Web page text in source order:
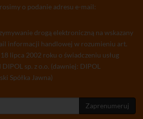
o podanie adresu e-mail:
drogą elektroniczną na wskazany
informacji handlowej w rozumieniu art.
lipca 2002 roku o świadczeniu usług
sp. z o.o. (dawniej: DIPOL
Spółka Jawna)
Zaprenumeruj